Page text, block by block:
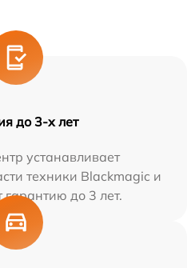
до 3-х лет
устанавливает
техники Blackmagic и
гарантию до 3 лет.